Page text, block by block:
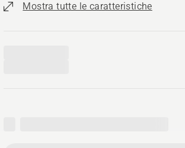
Mostra tutte le caratteristiche